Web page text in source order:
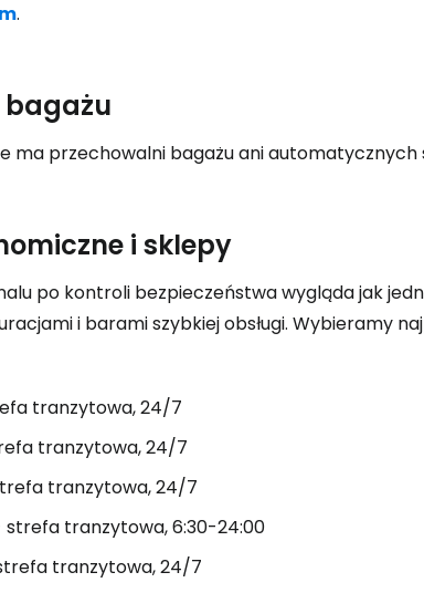
.
bagażu
ma przechowalni bagażu ani automatycznych
i sklepy
po kontroli bezpieczeństwa wygląda jak
i barami szybkiej obsługi. Wybieramy
tranzytowa, 24/7
tranzytowa, 24/7
tranzytowa, 24/7
strefa tranzytowa, 6:30-24:00
tranzytowa, 24/7